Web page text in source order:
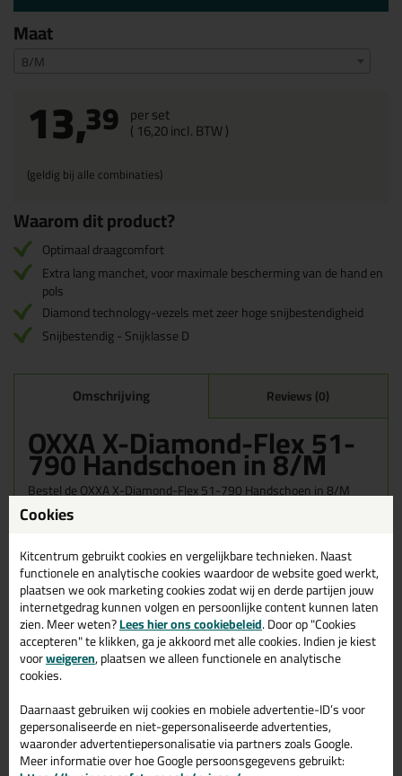
Maat
8/M
13,39 per set
( 16,20incl. BTW )
(geldig bij alle combinaties)
Waarom dit product?
Optimaal draagcomfort
Extra lang manchet, voor maximale bescherming van de hand en
pols
Diamond technology-vezels met zeer hoge snijbestendigheid
Snijbestendig - Snijklasse D
Omschrijving Reviews (0)
OXXA X-Diamond-Flex 51-
790 Handschoen in 8/M
Bestel de OXXA X-Diamond-Flex 51-790 Handschoen in 8/M
vandaag nog! Vandaag besteld = morgen in huis.
product?Lees alles over dit product >
Gerelateerde producten
Cookies
Kitcentrum gebruikt cookies en vergelijkbare technieken. Naast
functionele en analytische cookies waardoor de website goed werkt,
plaatsen we ook marketing cookies zodat wij en derde partijen jouw
internetgedrag kunnen volgen en persoonlijke content kunnen laten
zien. Meer weten?Lees hier ons cookiebeleid. Door op "Cookies
accepteren" te klikken, ga je akkoord met alle cookies. Indien je kiest
voorweigeren, plaatsen we alleen functionele en analytische
cookies.
Daarnaast gebruiken wij cookies en mobiele advertentie-ID’s voor
gepersonaliseerde en niet-gepersonaliseerde advertenties,
waaronder advertentiepersonalisatie via partners zoals Google.
Meer informatie over hoe Google persoonsgegevens gebruikt: